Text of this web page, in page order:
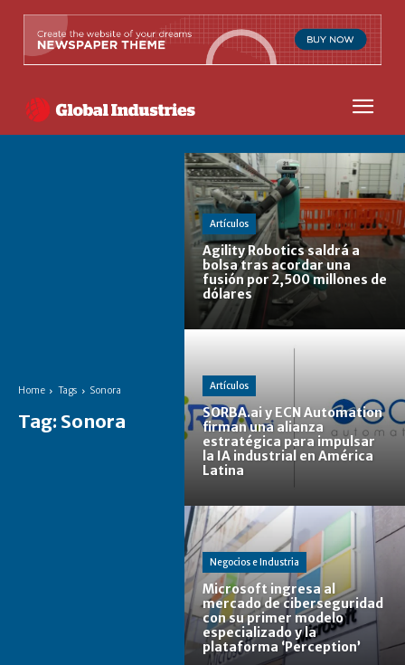
Home Tags Sonora
Tag: Sonora
Artículos
Agility Robotics saldrá a
bolsa tras acordar una
fusión por 2,500 millones de
dólares
Artículos
SORBA.ai y ECN Automation
firman una alianza
estratégica para impulsar
la IA industrial en América
Latina
Negocios e Industria
Microsoft ingresa al
mercado de ciberseguridad
con su primer modelo
especializado y la
plataforma ‘Perception’